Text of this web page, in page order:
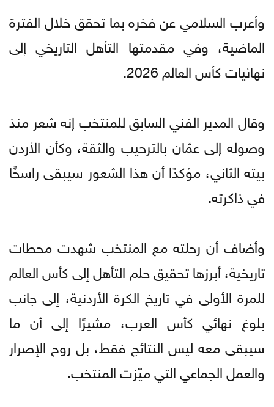
وأعرب السلامي عن فخره بما تحقق خلال الفترة
الماضية، وفي مقدمتها التأهل التاريخي إلى
نهائيات كأس العالم 2026.
وقال المدير الفني السابق للمنتخب إنه شعر منذ
وصوله إلى عمّان بالترحيب والثقة، وكأن الأردن
بيته الثاني، مؤكدًا أن هذا الشعور سيبقى راسخًا
في ذاكرته.
وأضاف أن رحلته مع المنتخب شهدت محطات
تاريخية، أبرزها تحقيق حلم التأهل إلى كأس العالم
للمرة الأولى في تاريخ الكرة الأردنية، إلى جانب
بلوغ نهائي كأس العرب، مشيرًا إلى أن ما
سيبقى معه ليس النتائج فقط، بل روح الإصرار
والعمل الجماعي التي ميّزت المنتخب.